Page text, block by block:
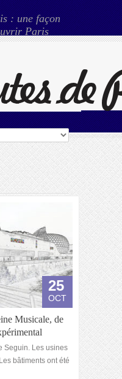
: une façon
Paris
25
OCT
Musicale, de
Seguin. Les usines
bâtiments ont été